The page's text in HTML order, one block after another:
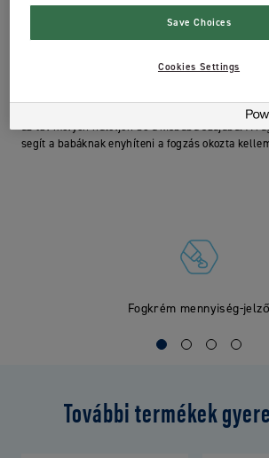
kezdeni. Babánként változó, hogy mikor bújik ki
fontos, hogy a tisztítása már ekkor elkezdődjön.
babafogkefe a 0-2 éves korosztály számára
fogmosás jó élmény legyen a picik számára. A
babafogkefe extrapuha sörtékkel, puha rágóka
babák és a szülők számára is. A fogkefe rövid
az túl mélyen hatoljon be a kisbaba szájába. A
segít a babáknak enyhíteni a fogzás okozta
Fogkrém mennyiség-jelző
További termékek
Save Choices
Cookies Settings